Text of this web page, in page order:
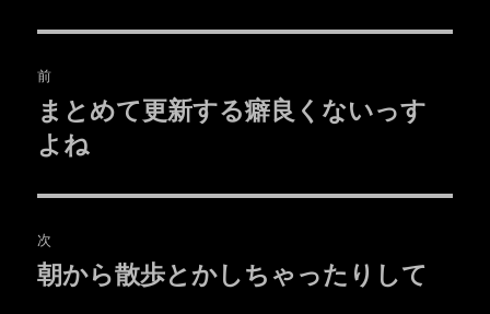
稿
ナ
ビ
ゲ
ー
前
前
の
稿:
まとめて更新する癖良くないっす
よね
次
次
朝から散歩とかしちゃったりして